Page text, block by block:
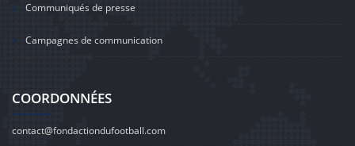
Communiqués de presse
Campagnes de communication
COORDONNÉES
contact@fondactiondufootball.com